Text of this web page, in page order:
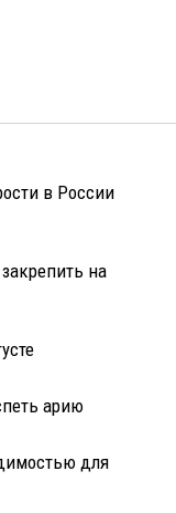
в России
на
арию
для